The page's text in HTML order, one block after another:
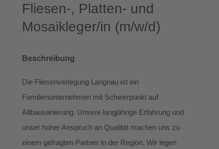
Fliesen-, Platten- und
Mosaikleger/in (m/w/d)
Beschreibung
Die Fliesenverlegung Langnau ist ein
Familienunternehmen mit Schwerpunkt auf
Altbausanierung. Unsere langjährige Erfahrung und
unser hoher Anspruch an Qualität machen uns zu
einem gefragten Partner in der Region. Wir legen